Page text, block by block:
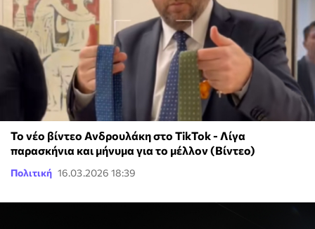
Το νέο βίντεο Ανδρουλάκη στο TikTok - Λίγα
παρασκήνια και μήνυμα για το μέλλον (Βίντεο)
Πολιτική 16.03.2026 18:39